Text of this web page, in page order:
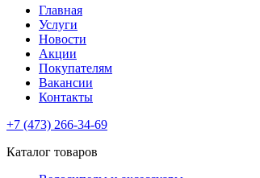
Главная
Услуги
Новости
Акции
Покупателям
Вакансии
Контакты
+7 (473) 266-34-69
Каталог товаров